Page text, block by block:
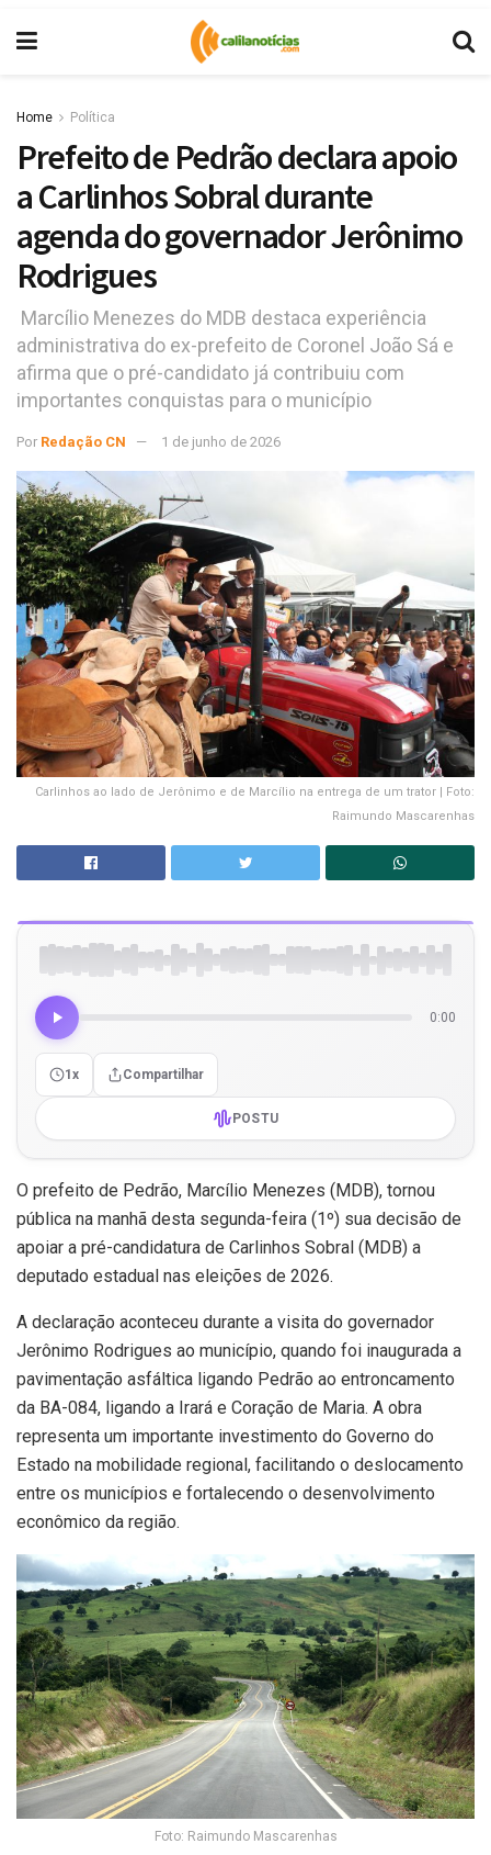
Home Política
Prefeito de Pedrão declara apoio
a Carlinhos Sobral durante
agenda do governador Jerônimo
Rodrigues
Marcílio Menezes do MDB destaca experiência
administrativa do ex-prefeito de Coronel João Sá e
afirma que o pré-candidato já contribuiu com
importantes conquistas para o município
Por Redação CN 1 de junho de 2026
Carlinhos ao lado de Jerônimo e de Marcílio na entrega de um trator | Foto:
Raimundo Mascarenhas
0:00
1x Compartilhar
POSTU
O prefeito de Pedrão, Marcílio Menezes (MDB), tornou
pública na manhã desta segunda-feira (1º) sua decisão de
apoiar a pré-candidatura de Carlinhos Sobral (MDB) a
deputado estadual nas eleições de 2026.
A declaração aconteceu durante a visita do governador
Jerônimo Rodrigues ao município, quando foi inaugurada a
pavimentação asfáltica ligando Pedrão ao entroncamento
da BA-084, ligando a Irará e Coração de Maria. A obra
representa um importante investimento do Governo do
Estado na mobilidade regional, facilitando o deslocamento
entre os municípios e fortalecendo o desenvolvimento
econômico da região.
Foto: Raimundo Mascarenhas